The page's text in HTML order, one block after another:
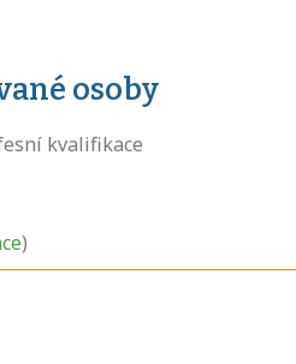
osoby
kvalifikace
)